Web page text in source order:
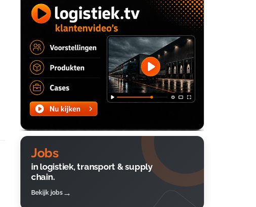
Jobs
in logistiek, transport & supply
chain.
Bekijk jobs